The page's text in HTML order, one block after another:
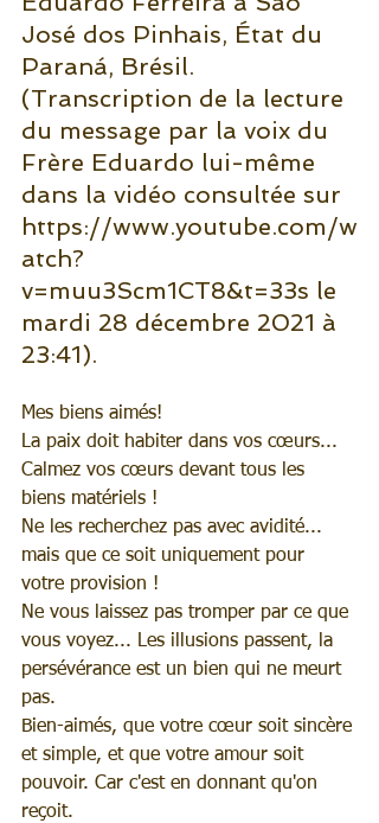
José dos Pinhais, État du
Paraná, Brésil.
(Transcription de la lecture
du message par la voix du
Frère Eduardo lui-même
dans la vidéo consultée sur
https://www.youtube.com/w
atch?
v=muu3Scm1CT8&t=33s le
mardi 28 décembre 2021 à
23:41).
Mes biens aimés!
La paix doit habiter dans vos cœurs...
Calmez vos cœurs devant tous les
biens matériels !
Ne les recherchez pas avec avidité...
mais que ce soit uniquement pour
votre provision !
Ne vous laissez pas tromper par ce que
vous voyez... Les illusions passent, la
persévérance est un bien qui ne meurt
pas.
Bien-aimés, que votre cœur soit sincère
et simple, et que votre amour soit
pouvoir. Car c'est en donnant qu'on
reçoit.